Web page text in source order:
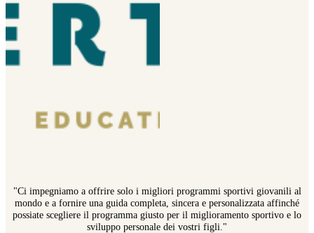
"Ci impegniamo a offrire solo i migliori programmi sportivi giovanili al
mondo e a fornire una guida completa, sincera e personalizzata affinché
possiate scegliere il programma giusto per il miglioramento sportivo e lo
sviluppo personale dei vostri figli."